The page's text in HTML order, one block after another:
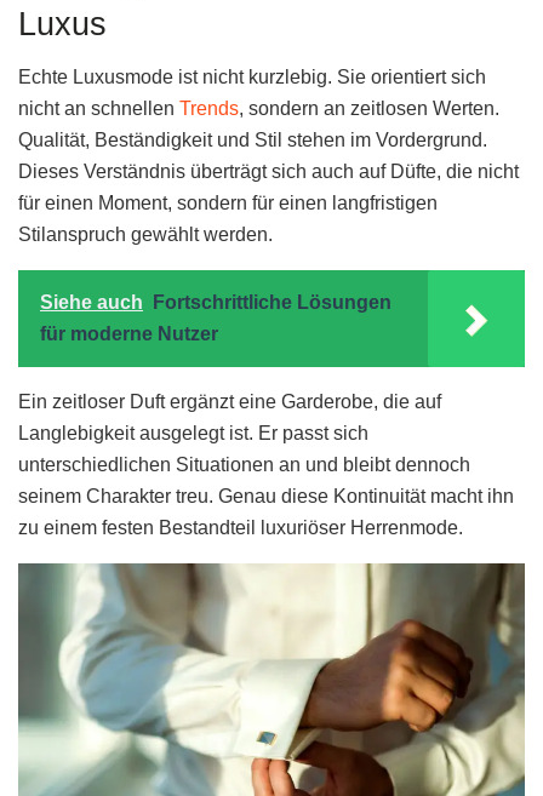
Luxus
Echte Luxusmode ist nicht kurzlebig. Sie orientiert sich
nicht an schnellen Trends, sondern an zeitlosen Werten.
Qualität, Beständigkeit und Stil stehen im Vordergrund.
Dieses Verständnis überträgt sich auch auf Düfte, die nicht
für einen Moment, sondern für einen langfristigen
Stilanspruch gewählt werden.
Siehe auch
Fortschrittliche Lösungen
für moderne Nutzer
Ein zeitloser Duft ergänzt eine Garderobe, die auf
Langlebigkeit ausgelegt ist. Er passt sich
unterschiedlichen Situationen an und bleibt dennoch
seinem Charakter treu. Genau diese Kontinuität macht ihn
zu einem festen Bestandteil luxuriöser Herrenmode.